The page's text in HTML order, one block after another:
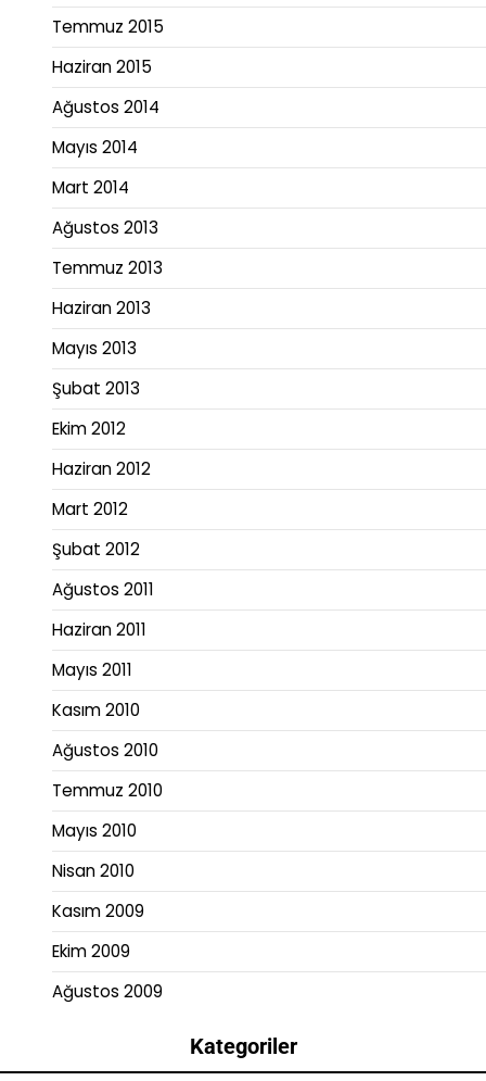
Temmuz 2015
Haziran 2015
Ağustos 2014
Mayıs 2014
Mart 2014
Ağustos 2013
Temmuz 2013
Haziran 2013
Mayıs 2013
Şubat 2013
Ekim 2012
Haziran 2012
Mart 2012
Şubat 2012
Ağustos 2011
Haziran 2011
Mayıs 2011
Kasım 2010
Ağustos 2010
Temmuz 2010
Mayıs 2010
Nisan 2010
Kasım 2009
Ekim 2009
Ağustos 2009
Kategoriler